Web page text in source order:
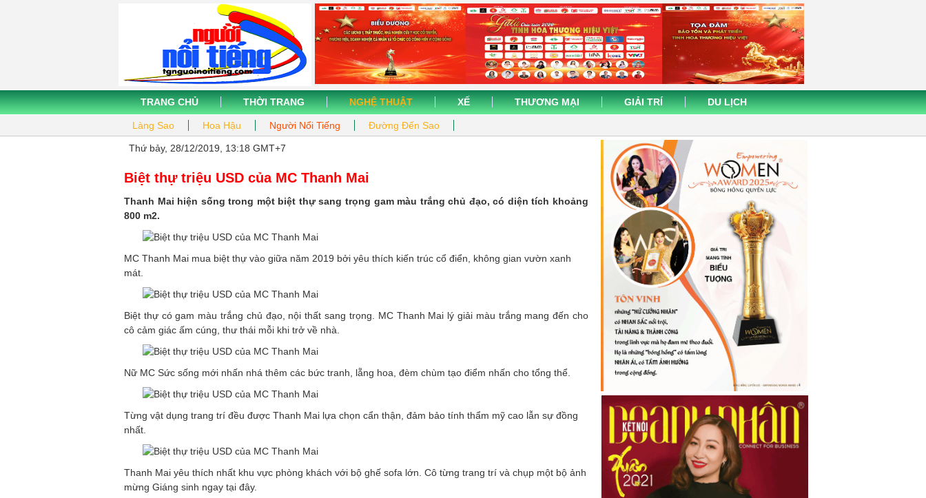
TRANG CHỦ THỜI TRANG NGHỆ THUẬT
Làng Sao Hoa Hậu Người Nổi Tiếng Đường Đến Sao
XẾ THƯƠNG MẠI GIẢI TRÍ DU LỊCH
Thứ bảy, 28/12/2019, 13:18 GMT+7
Biệt thự triệu USD của MC Thanh Mai
Thanh Mai hiện sống trong một biệt thự sang trọng gam màu trắng chủ đạo, có diện tích khoảng
800 m2.
MC Thanh Mai mua biệt thự vào giữa năm 2019 bởi yêu thích kiến trúc cổ điển, không gian vườn xanh
mát.
Biệt thự có gam màu trắng chủ đạo, nội thất sang trọng. MC Thanh Mai lý giải màu trắng mang đến cho
cô cảm giác ấm cúng, thư thái mỗi khi trở về nhà.
Nữ MC Sức sống mới nhấn nhá thêm các bức tranh, lẵng hoa, đèm chùm tạo điểm nhấn cho tổng thể.
Từng vật dụng trang trí đều được Thanh Mai lựa chọn cẩn thận, đảm bảo tính thẩm mỹ cao lẫn sự đồng
nhất.
Thanh Mai yêu thích nhất khu vực phòng khách với bộ ghế sofa lớn. Cô từng trang trí và chụp một bộ ảnh
mừng Giáng sinh ngay tại đây.